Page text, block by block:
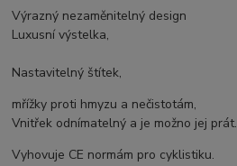
Výrazný nezaměnitelný design
Luxusní výstelka,
Nastavitelný štítek,
mřížky proti hmyzu a nečistotám,
Vnitřek odnímatelný a je možno jej prát.
Vyhovuje CE normám pro cyklistiku.